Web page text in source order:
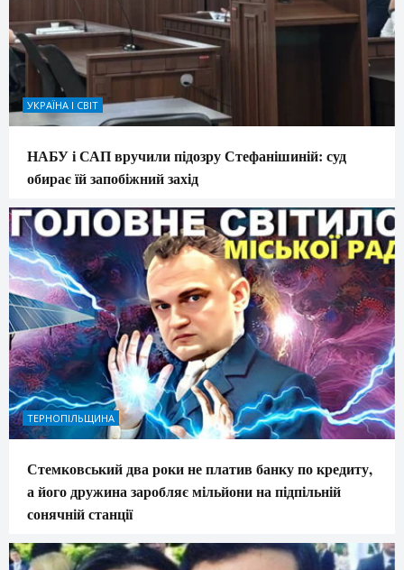
УКРАЇНА І СВІТ
НАБУ і САП вручили підозру Стефанішиній: суд
обирає їй запобіжний захід
ТЕРНОПІЛЬЩИНА
Стемковський два роки не платив банку по кредиту,
а його дружина заробляє мільйони на підпільній
сонячній станції